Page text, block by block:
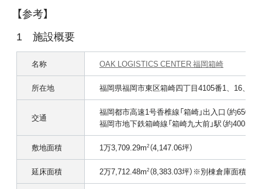
【参考】
施設概要
名称 OAK LOGISTICS CENTER 福岡箱崎
所在地 福岡県福岡市東区箱崎四丁目4105番1、16、24
交通
福岡都市高速1号香椎線「箱崎」出入口（約650m）
福岡市地下鉄箱崎線「箱崎九大前」駅（約400m）
敷地面積 1万3,709.29m2（4,147.06坪）
延床面積 2万7,712.48m2（8,383.03坪）※別棟倉庫面積含